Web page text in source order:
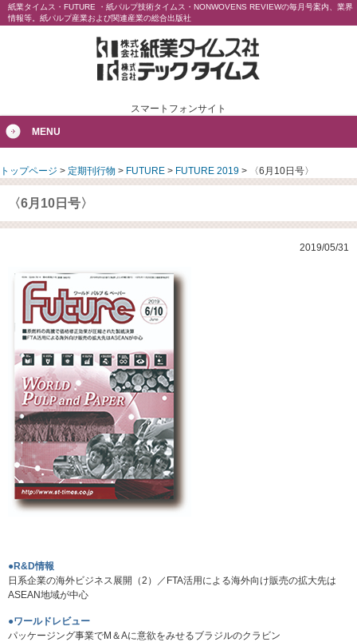
紙業タイムス・FUTURE ・紙パルプ技術タイムス・NONWOVENS REVIEWの毎月号案内、業界
情報等。紙パルプ産業および関連産業の総合出版社
スマートフォンサイト
MENU
トップページ > 定期刊行物 > FUTURE > FUTURE 2019 > 〈6月10日号〉
〈6月10日号〉
2019/05/31
●R&D情報
日系企業の海外ビジネス展開（2）／FTA活用による海外向け販売の拡大先は
ASEAN地域が中心
●ワールドレビュー
パッケージング事業でM＆Aに意欲をみせるブラジルのクラビン